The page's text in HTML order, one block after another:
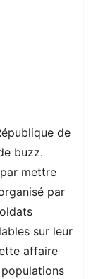
de
buzz.
mettre
par
sur leur
affaire